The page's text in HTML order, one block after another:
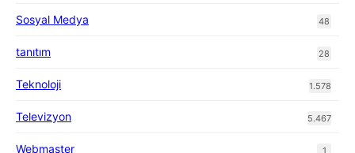
Sosyal Medya 48
tanıtım 28
Teknoloji 1.578
Televizyon 5.467
Webmaster 1